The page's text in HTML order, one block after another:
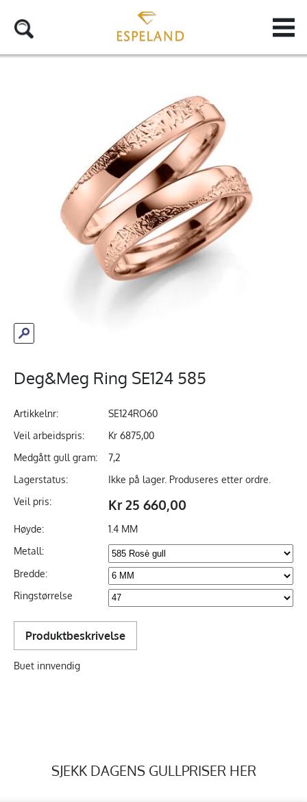
Deg&Meg Ring SE124 585
Artikkelnr:
SE124RO60
Veil arbeidspris:
Kr 6875,00
Medgått gull gram:
7,2
Lagerstatus:
Ikke på lager. Produseres etter ordre.
Veil pris:
Kr 25 660,00
Høyde:
1.4 MM
Metall:
Bredde:
Ringstørrelse
Produktbeskrivelse
Buet innvendig
SJEKK DAGENS GULLPRISER HER